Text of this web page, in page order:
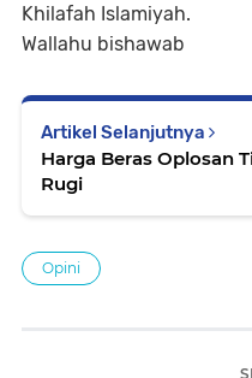
Khilafah Islamiyah.
Wallahu bishawab
Artikel Selanjutnya
Harga Beras Oplosan
Rugi
Opini